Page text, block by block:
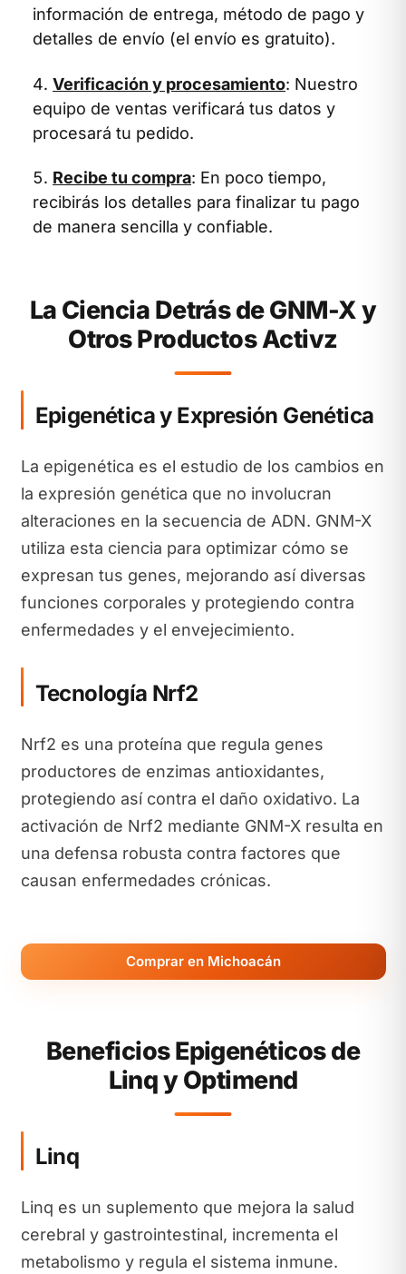
información de entrega, método de pago y
detalles de envío (el envío es gratuito).
Verificación y procesamiento: Nuestro
equipo de ventas verificará tus datos y
procesará tu pedido.
Recibe tu compra: En poco tiempo,
recibirás los detalles para finalizar tu pago
de manera sencilla y confiable.
La Ciencia Detrás de GNM-X y
Otros Productos Activz
Epigenética y Expresión Genética
La epigenética es el estudio de los cambios en
la expresión genética que no involucran
alteraciones en la secuencia de ADN. GNM-X
utiliza esta ciencia para optimizar cómo se
expresan tus genes, mejorando así diversas
funciones corporales y protegiendo contra
enfermedades y el envejecimiento.
Tecnología Nrf2
Nrf2 es una proteína que regula genes
productores de enzimas antioxidantes,
protegiendo así contra el daño oxidativo. La
activación de Nrf2 mediante GNM-X resulta en
una defensa robusta contra factores que
causan enfermedades crónicas.
Comprar en Michoacán
Beneficios Epigenéticos de
Linq y Optimend
Linq
Linq es un suplemento que mejora la salud
cerebral y gastrointestinal, incrementa el
metabolismo y regula el sistema inmune.